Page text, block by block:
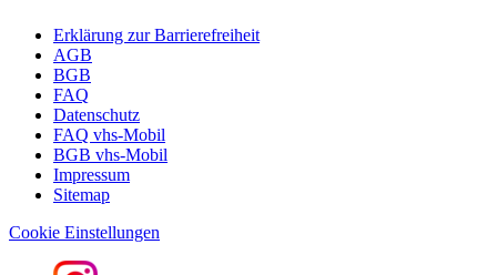
Erklärung zur Barrierefreiheit
AGB
BGB
FAQ
Datenschutz
FAQ vhs-Mobil
BGB vhs-Mobil
Impressum
Sitemap
Cookie Einstellungen